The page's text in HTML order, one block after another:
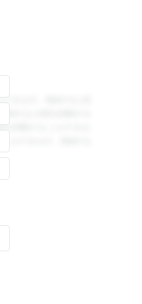
できます。登録すると回
録すると回答を閲覧する
を閲覧することができま
とができます。登録する